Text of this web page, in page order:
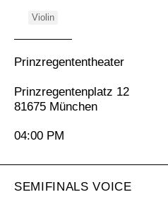
Violin
Prinzregententheater
Prinzregentenplatz 12
81675 München
04:00 PM
SEMIFINALS VOICE